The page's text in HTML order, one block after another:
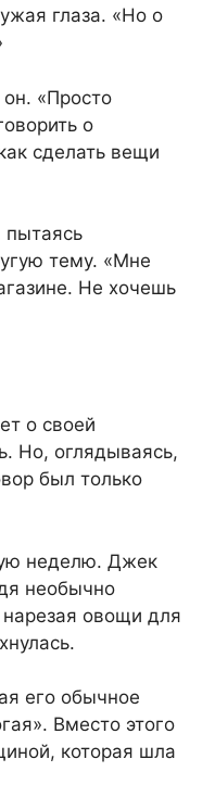
глаза. «Но о
«Просто
о
сделать вещи
пытаясь
тему. «Мне
Не хочешь
о своей
Но, оглядываясь,
был только
неделю. Джек
необычно
овощи для
его обычное
Вместо этого
которая шла